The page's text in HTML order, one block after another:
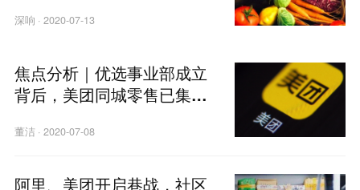
深响 · 2020-07-13
焦点分析｜优选事业部成立
背后，美团同城零售已集
董洁· 2020-07-08
阿里、美团开启巷战，社区